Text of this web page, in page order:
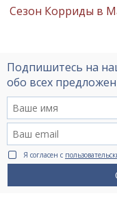
Сезон Корриды в
Подпишитесь на
обо всех
Я согласен с